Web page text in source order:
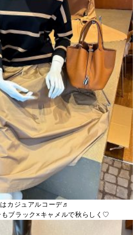
カジュアルコーデ♬
ブラック×キャメルで秋らしく♡